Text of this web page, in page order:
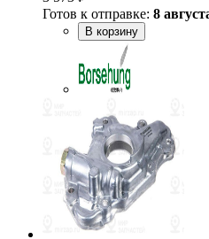
Готов к отправке: 8
В корзину